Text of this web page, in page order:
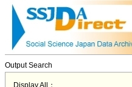
Output Search
Display All：